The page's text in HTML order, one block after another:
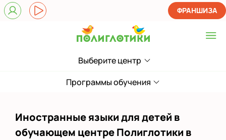
Выберите центр
Выберите центр
Показать на карте
ФРАНШИЗА
Программы обучения
Иностранные языки для детей в
обучающем центре Полиглотики в